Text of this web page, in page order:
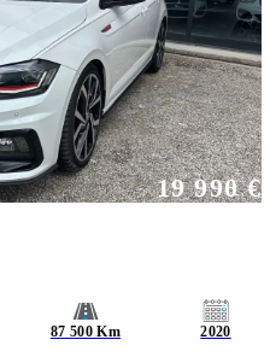
87 500 Km 2020
19 990 €